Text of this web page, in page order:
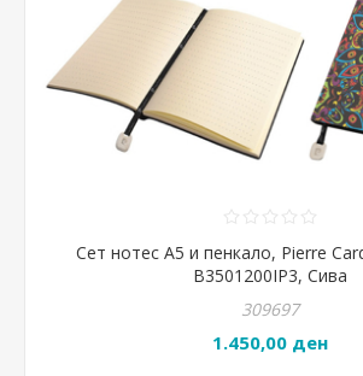
Сет нотес А5 и пенкало, Pierre
B3501200IP3, Сива
309697
1.450,00 ден